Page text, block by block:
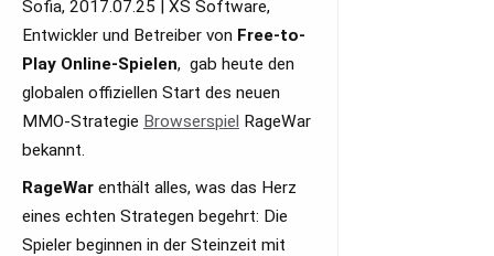
Sofia, 2017.07.25 | XS Software,
Entwickler und Betreiber von Free-to-
Play Online-Spielen, gab heute den
globalen offiziellen Start des neuen
MMO-Strategie Browserspiel RageWar
bekannt.
RageWar enthält alles, was das Herz
eines echten Strategen begehrt: Die
Spieler beginnen in der Steinzeit mit